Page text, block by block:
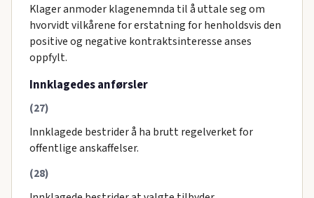
Klager anmoder klagenemnda til å uttale seg om
hvorvidt vilkårene for erstatning for henholdsvis den
positive og negative kontraktsinteresse anses
oppfylt.
Innklagedes anførsler
(27)
Innklagede bestrider å ha brutt regelverket for
offentlige anskaffelser.
(28)